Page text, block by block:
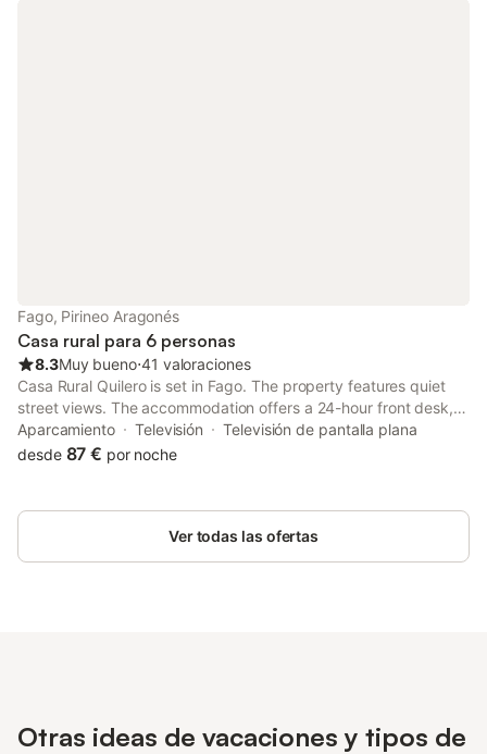
Fago, Pirineo Aragonés
Casa rural para 6 personas
8.3Muy bueno⋅41 valoraciones
Casa Rural Quilero is set in Fago. The property features quiet
street views. The accommodation offers a 24-hour front desk,
private check-in and check-out and organising tours for guests.
Aparcamiento Televisión
Televisión de pantalla plana
desde 87 € por noche
Ver todas las ofertas
Otras ideas de vacaciones y tipos de